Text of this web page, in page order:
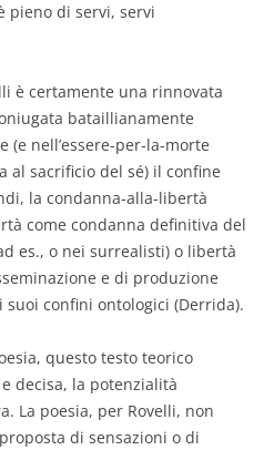
pieno di servi, servi
è certamente una rinnovata
bataillianamente
(e nell’essere-per-la-morte
al sacrificio del sé) il confine
la condanna-alla-libertà
come condanna definitiva del
es., o nei surrealisti) o libertà
e di produzione
confini ontologici (Derrida).
questo testo teorico
decisa, la potenzialità
La poesia, per Rovelli, non
di sensazioni o di